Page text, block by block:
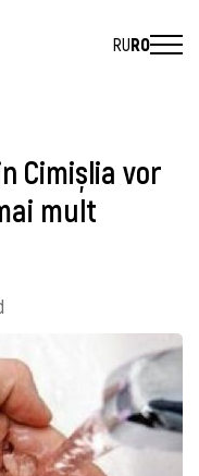
RURO
Cimișlia vor
mult